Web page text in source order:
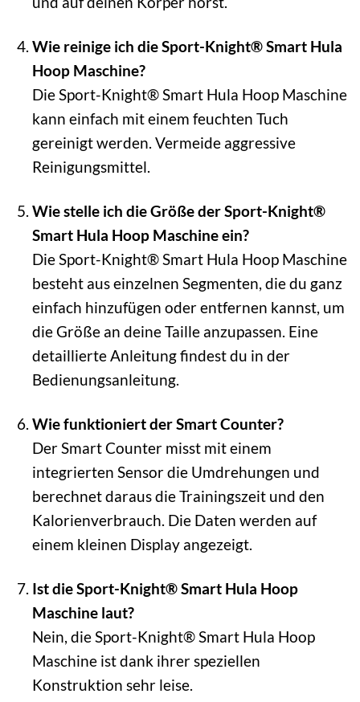
Wie reinige ich die Sport-Knight® Smart Hula
Hoop Maschine?
Die Sport-Knight® Smart Hula Hoop Maschine
kann einfach mit einem feuchten Tuch
gereinigt werden. Vermeide aggressive
Reinigungsmittel.
Wie stelle ich die Größe der Sport-Knight®
Smart Hula Hoop Maschine ein?
Die Sport-Knight® Smart Hula Hoop Maschine
besteht aus einzelnen Segmenten, die du ganz
einfach hinzufügen oder entfernen kannst, um
die Größe an deine Taille anzupassen. Eine
detaillierte Anleitung findest du in der
Bedienungsanleitung.
Wie funktioniert der Smart Counter?
Der Smart Counter misst mit einem
integrierten Sensor die Umdrehungen und
berechnet daraus die Trainingszeit und den
Kalorienverbrauch. Die Daten werden auf
einem kleinen Display angezeigt.
Ist die Sport-Knight® Smart Hula Hoop
Maschine laut?
Nein, die Sport-Knight® Smart Hula Hoop
Maschine ist dank ihrer speziellen
Konstruktion sehr leise.